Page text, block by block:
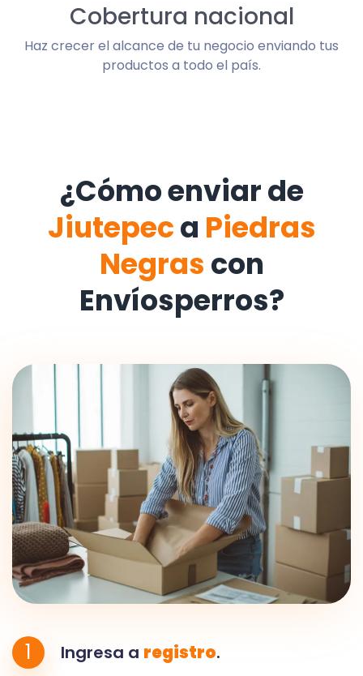
Cobertura nacional
Haz crecer el alcance de tu negocio enviando tus
productos a todo el país.
¿Cómo enviar de
Jiutepeca Piedras
Negras con
Envíosperros?
1 Ingresa a registro.